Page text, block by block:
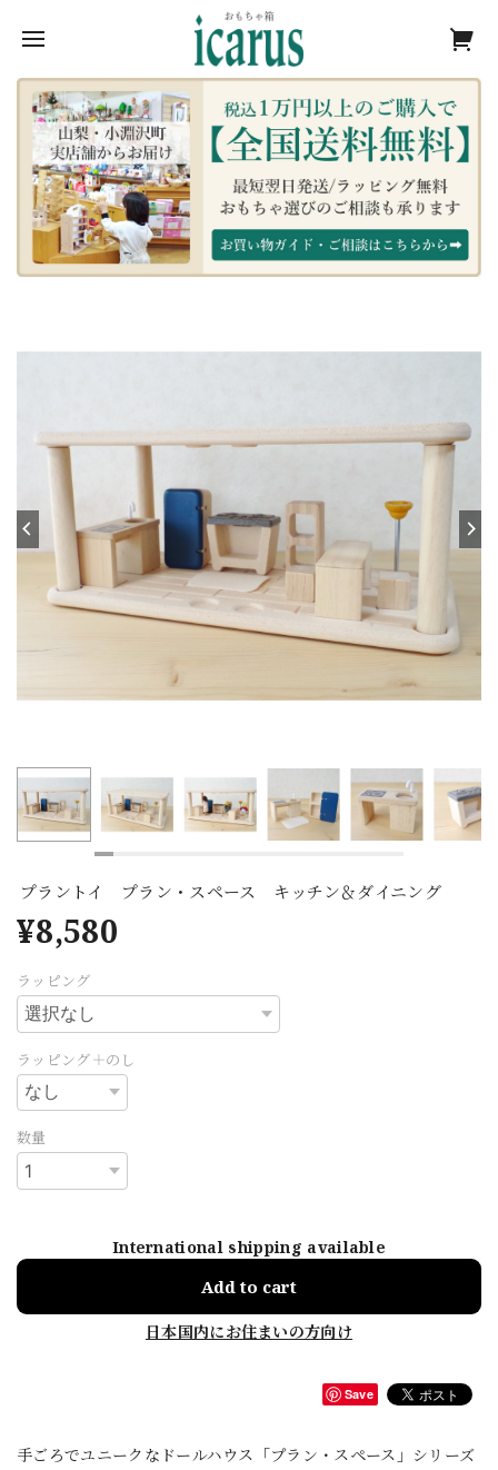
プラントイ プラン・スペース キッチン＆ダイニング
¥8,580
ラッピング
ラッピング＋のし
数量
International shipping available
Add to cart
日本国内にお住まいの方向け
Save
手ごろでユニークなドールハウス「プラン・スペース」シリーズ